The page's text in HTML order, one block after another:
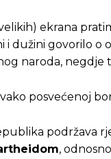
velikih) ekrana
i dužini govorilo
naroda, negdje
posvećenoj
podržava
,